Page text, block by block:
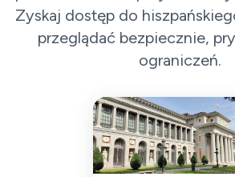
Zyskaj dostęp do
przeglądać bezpiecznie,
ograniczeń.